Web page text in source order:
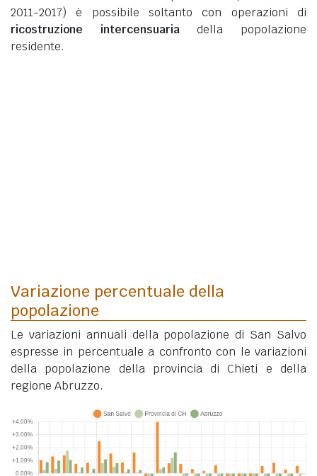
2011-2017) è possibile soltanto con operazioni di
ricostruzione intercensuariadella popolazione
residente.
Variazione percentuale della
popolazione
Le variazioni annuali della popolazione di San Salvo
espresse in percentuale a confronto con le variazioni
della popolazione della provincia di Chieti e della
regione Abruzzo.